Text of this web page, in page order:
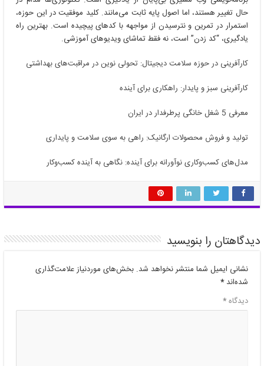
حال تغییر هستند، اما اصول پایه ثابت می‌مانند. کلید موفقیت در این حوزه،
استمرار در تمرین و نترسیدن از مواجهه با کدهای پیچیده است. بهترین راه
یادگیری، “کد زدن” است، نه فقط تماشای ویدیوهای آموزشی.
کارآفرینی در حوزه سلامت دیجیتال: تحولی نوین در مراقبت‌های بهداشتی
کارآفرینی سبز و پایدار: راهکاری برای آینده
معرفی 5 شغل خانگی پرطرفدار در ایران
تولید و فروش محصولات ارگانیک: راهی به سوی سلامت و پایداری
مدل‌های کسب‌وکاری نوآورانه برای آینده: نگاهی به آینده کسب‌وکار
دیدگاهتان را بنویسید
نشانی ایمیل شما منتشر نخواهد شد. بخش‌های موردنیاز علامت‌گذاری
شده‌اند*
دیدگاه*